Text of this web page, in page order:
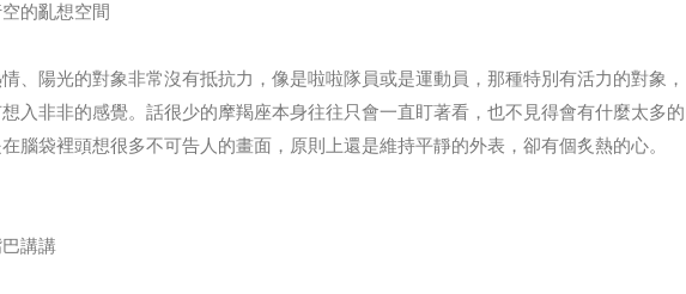
的亂想空間
、陽光的對象非常沒有抵抗力，像是啦啦隊員或是運動員，那種特別有活力的對象，
入非非的感覺。話很少的摩羯座本身往往只會一直盯著看，也不見得會有什麼太多的
腦袋裡頭想很多不可告人的畫面，原則上還是維持平靜的外表，卻有個炙熱的心。
講講